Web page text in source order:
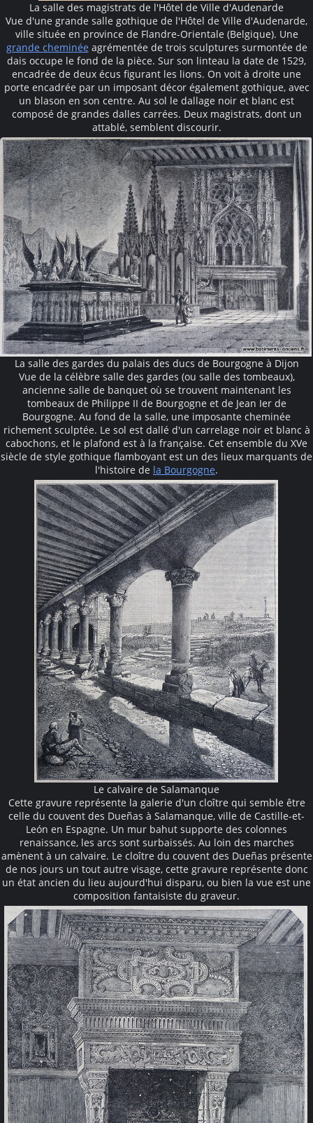
La salle des magistrats de l'Hôtel de Ville d'Audenarde
Vue d'une grande salle gothique de l'Hôtel de Ville d'Audenarde,
ville située en province de Flandre-Orientale (Belgique). Une
grande cheminéeagrémentée de trois sculptures surmontée de
dais occupe le fond de la pièce. Sur son linteau la date de 1529,
encadrée de deux écus figurant les lions. On voit à droite une
porte encadrée par un imposant décor également gothique, avec
un blason en son centre. Au sol le dallage noir et blanc est
composé de grandes dalles carrées. Deux magistrats, dont un
attablé, semblent discourir.
La salle des gardes du palais des ducs de Bourgogne à Dijon
Vue de la célèbre salle des gardes (ou salle des tombeaux),
ancienne salle de banquet où se trouvent maintenant les
tombeaux de Philippe II de Bourgogne et de Jean Ier de
Bourgogne. Au fond de la salle, une imposante cheminée
richement sculptée. Le sol est dallé d'un carrelage noir et blanc à
cabochons, et le plafond est à la française. Cet ensemble du XVe
siècle de style gothique flamboyant est un des lieux marquants de
l'histoire de la Bourgogne.
Le calvaire de Salamanque
Cette gravure représente la galerie d'un cloître qui semble être
celle du couvent des Dueñas à Salamanque, ville de Castille-et-
León en Espagne. Un mur bahut supporte des colonnes
renaissance, les arcs sont surbaissés. Au loin des marches
amènent à un calvaire. Le cloître du couvent des Dueñas présente
de nos jours un tout autre visage, cette gravure représente donc
un état ancien du lieu aujourd'hui disparu, ou bien la vue est une
composition fantaisiste du graveur.